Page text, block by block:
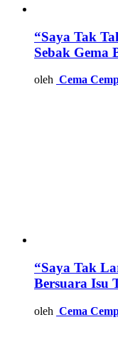
“Saya Tak
Sebak Gema
oleh Cema
“Saya Tak
Bersuara Isu
oleh Cema